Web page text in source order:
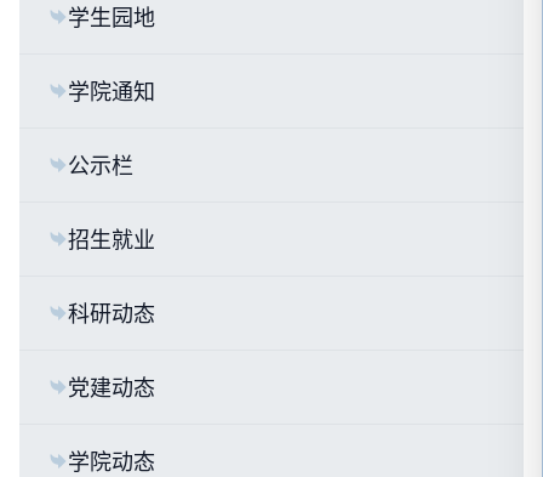
学生园地
学院通知
公示栏
招生就业
科研动态
党建动态
学院动态